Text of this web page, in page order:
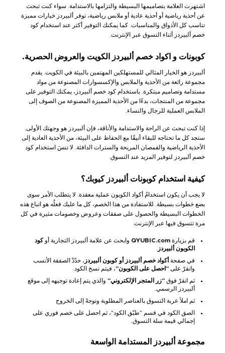
اشتهرت العلامة بتصاميمها البسيطة والتزامها بالاستدامة. سواء كنت تبحث
عن أحذية رياضية أو أحذية عادية أو ملابس رياضية، توفر ألبيردز خيارات مميزة
تناسب كل الأذواق والمناسبات. كما يمكنك التوفير أكثر عند استخدام كود
خصم ألبيردز أثناء التسوق عبر الإنترنت.
كوبونات و اكواد خصم ألبيردز الكويت والعروض الحصرية.
ألبيردز هو الخيار المثالي للمستهلكين المهتمين بالبيئة في الكويت. يقدم
مجموعة رائعة من الأحذية والملابس والإكسسوارات المصنوعة من مواد
مستدامة وتصاميم مبتكرة. باستخدام كود خصم ألبيردز، يمكنك التوفير على
مجموعة من المنتجات، بدءًا من الأحذية المميزة المصنوعة من الصوف إلى
الملابس العملية للرجال والنساء.
إذا كنت تبحث عن الراحة والاستدامة والأناقة، فإن ألبيردز هو وجهتك الأولى.
ستجد كل ما تحتاجه للبقاء أنيقًا مع الحفاظ على البيئة، من الأحذية العادية إلى
الأحذية الرياضية والقمصان المريحة والسترات الدافئة. لا تنسَ استخدام كود
خصم ألبيردز لتوفير المزيد عند التسوق.
كيفية استخدام كوبونات ألبيردز كيوبك؟
لا يجب أن يكون استخدامُ أكواد الكوبون عملية معقدة. لا يتطلب الأمر سوى
بضع خطوات بسيطة. للاستفادة من هذا الخصم، كل ما عليك فعلُه هو اتباع هذه
الخطوات البسيطة والحصول على صفقات وعروض وخصومات مثيرة في كل
مرة تتسوق فيها عبر الإنترنت.
قم بزيارة QYUBIC.com وابحث عن علامة ألبيردز التجارية أوكود
الكوبون ألبيردز
في صفحة أكواد خصم ألبيردز أو كوبون ألبيردز ، حدّدْ الصفقة الأنسب
وانقرْ على "احصل على الكوبون"، فيتم نسخ الكود.
ثم انقرْ فوق "زر المتجر الإلكتروني" والذي يتم إعادة توجيهه إلى موقع
ألبيردز الرسمي.
ثم املأ عربة التسوق بالعناصر المطلوبة وتوجهْ إلى الخروج
الصق الكود في قسم "طبّق الكود"، ثم احصل على خصم فوري على
إجمالي قيمة سلة التسوق.
مجموعة ألبيردز المستدامة الواسعة